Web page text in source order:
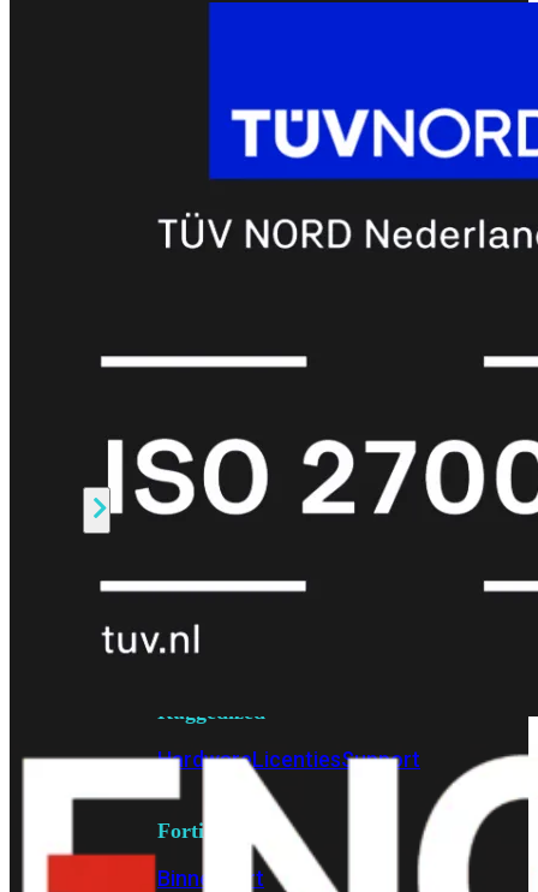
FortiProxy
FortiSandbox
Industrieel
bekijken
Ruggedized
Ruggedized
HardwareLicentiesSupport
FortiSRA
Binnenkort